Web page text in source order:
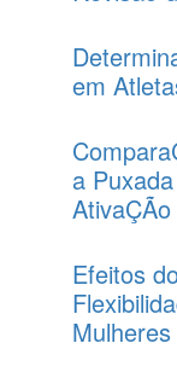
em
a
Efeitos